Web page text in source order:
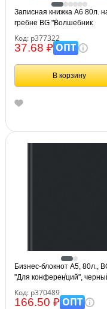
Записная книжка А6 80л.
гребне BG "Волшебник
Код: р377322
37.68 ₽ОПТ
В корзину
Бизнес-блокнот А5, 80л.,
"Для конференций",
Код: р370489
166.50 ₽ОПТ